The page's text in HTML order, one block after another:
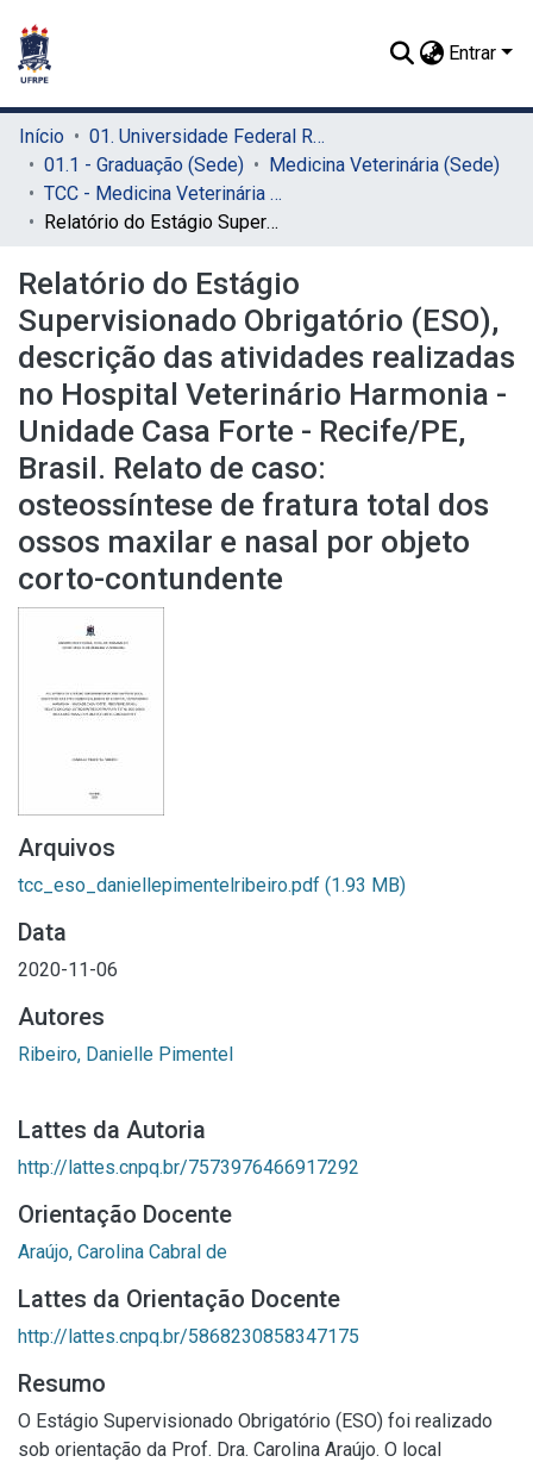
Entrar
Início
01. Universidade Federal Rural de Pernambuco - UFRPE (Sede)
01.1 - Graduação (Sede)
Medicina Veterinária (Sede)
TCC - Medicina Veterinária (Sede)
Relatório do Estágio Supervisionado Obrigatório (ESO), descrição das atividades realizadas no Hospital Veterinário Harmonia - Unidade Casa Forte - Recife/PE, Brasil. Relato de caso: osteossíntese de fratura total dos ossos maxilar e nasal por objeto corto-contundente
Relatório do Estágio
Supervisionado Obrigatório (ESO),
descrição das atividades realizadas
no Hospital Veterinário Harmonia -
Unidade Casa Forte - Recife/PE,
Brasil. Relato de caso:
osteossíntese de fratura total dos
ossos maxilar e nasal por objeto
corto-contundente
Arquivos
tcc_eso_daniellepimentelribeiro.pdf (1.93 MB)
Data
2020-11-06
Autores
Ribeiro, Danielle Pimentel
Lattes da Autoria
http://lattes.cnpq.br/7573976466917292
Orientação Docente
Araújo, Carolina Cabral de
Lattes da Orientação Docente
http://lattes.cnpq.br/5868230858347175
Resumo
O Estágio Supervisionado Obrigatório (ESO) foi realizado
sob orientação da Prof. Dra. Carolina Araújo. O local